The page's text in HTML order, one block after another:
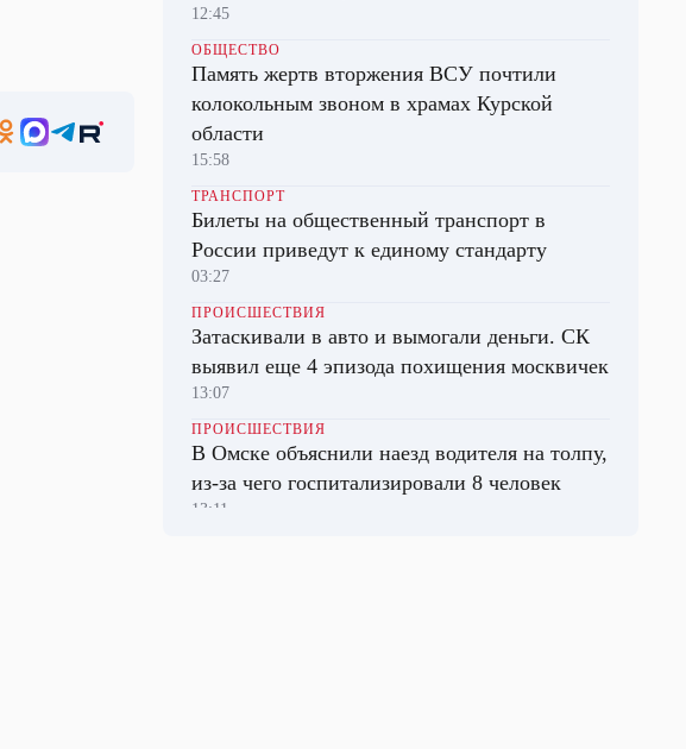
12:45
ОБЩЕСТВО
Память жертв вторжения ВСУ почтили
колокольным звоном в храмах Курской
области
15:58
ТРАНСПОРТ
Билеты на общественный транспорт в
России приведут к единому стандарту
03:27
ПРОИСШЕСТВИЯ
Затаскивали в авто и вымогали деньги. СК
выявил еще 4 эпизода похищения москвичек
13:07
ПРОИСШЕСТВИЯ
В Омске объяснили наезд водителя на толпу,
из-за чего госпитализировали 8 человек
13:11